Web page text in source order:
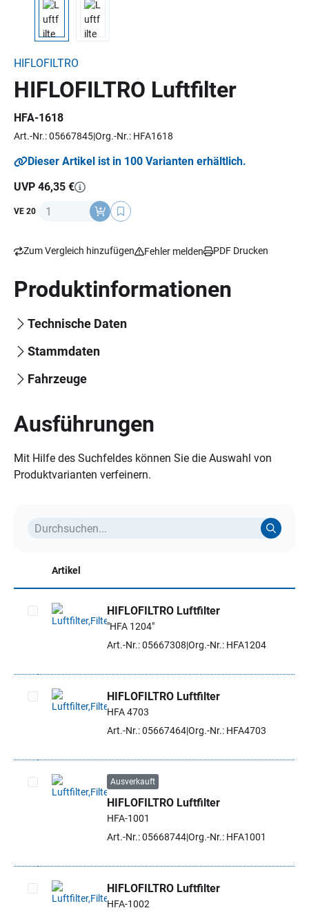
HIFLOFILTRO
HIFLOFILTRO Luftfilter
HFA-1618
Art.-Nr.: 05667845Org.-Nr.: HFA1618
Dieser Artikel ist in 100 Varianten erhältlich.
UVP 46,35 €
VE 20 Anzahl
Zum Vergleich hinzufügen Fehler melden PDF Drucken
Produktinformationen
Technische Daten
Stammdaten
Fahrzeuge
Ausführungen
Mit Hilfe des Suchfeldes können Sie die Auswahl von
Produktvarianten verfeinern.
Artikel
Artikel auswählen
HIFLOFILTRO Luftfilter
"HFA 1204"
Art.-Nr.: 05667308 Org.-Nr.: HFA1204
Artikel auswählen
HIFLOFILTRO Luftfilter
HFA 4703
Art.-Nr.: 05667464Org.-Nr.: HFA4703
Artikel auswählen
Ausverkauft
HIFLOFILTRO Luftfilter
HFA-1001
Art.-Nr.: 05668744Org.-Nr.: HFA1001
HIFLOFILTRO Luftfilter
HFA-1002